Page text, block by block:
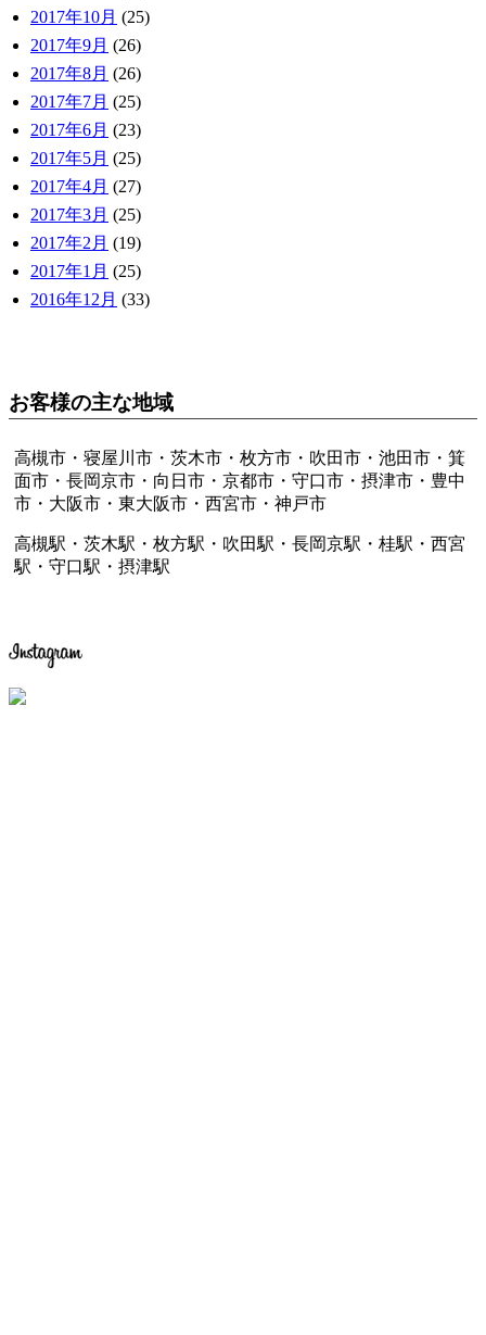
2017年10月 (25)
2017年9月 (26)
2017年8月 (26)
2017年7月 (25)
2017年6月 (23)
2017年5月 (25)
2017年4月 (27)
2017年3月 (25)
2017年2月 (19)
2017年1月 (25)
2016年12月 (33)
お客様の主な地域
高槻市・寝屋川市・茨木市・枚方市・吹田市・池田市・箕
面市・長岡京市・向日市・京都市・守口市・摂津市・豊中
市・大阪市・東大阪市・西宮市・神戸市
高槻駅・茨木駅・枚方駅・吹田駅・長岡京駅・桂駅・西宮
駅・守口駅・摂津駅